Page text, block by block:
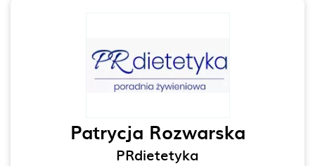
Patrycja Rozwarska
PRdietetyka